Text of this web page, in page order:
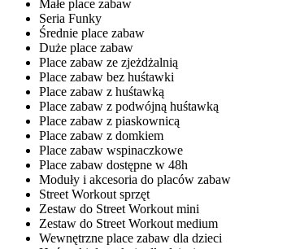
Małe place zabaw
Seria Funky
Średnie place zabaw
Duże place zabaw
Place zabaw ze zjeżdżalnią
Place zabaw bez huśtawki
Place zabaw z huśtawką
Place zabaw z podwójną huśtawką
Place zabaw z piaskownicą
Place zabaw z domkiem
Place zabaw wspinaczkowe
Place zabaw dostępne w 48h
Moduły i akcesoria do placów zabaw
Street Workout sprzęt
Zestaw do Street Workout mini
Zestaw do Street Workout medium
Wewnętrzne place zabaw dla dzieci